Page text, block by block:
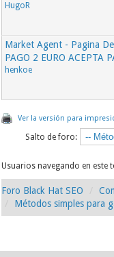
HugoR
Market Agent - Pagina
PAGO 2 EURO ACEPTA
henkoe
Ver la versión para
Salto de foro:
Usuarios navegando en este
Foro Black Hat SEO
Métodos simples para